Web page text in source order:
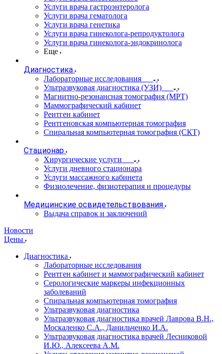
Услуги врача гастроэнтеролога
Услуги врача гематолога
Услуги врача генетика
Услуги врача гинеколога-репродуктолога
Услуги врача гинеколога-эндокринолога
Еще
Диагностика
Лабораторные исследования
Ультразвуковая диагностика (УЗИ)
Магнитно-резонансная томография (МРТ)
Маммографический кабинет
Рентген кабинет
Рентгеновская компьютерная томография
Спиральная компьютерная томография (СКТ)
Стационар
Хирургические услуги
Услуги дневного стационара
Услуги массажного кабинета
Физиолечение, физиотерапия и процедуры
Медицинские освидетельствования
Выдача справок и заключений
Новости
Цены
Диагностика
Лабораторные исследования
Рентген кабинет и маммографический кабинет
Серологические маркеры инфекционных
заболеваний
Спиральная компьютерная томография
Ультразвуковая диагностика
Ультразвуковая диагностика врачей Лаврова В.Н.,
Москаленко С.А., Данильченко И.А.
Ультразвуковая диагностика врачей Лесниковой
И.Ю., Алексеева А.М.